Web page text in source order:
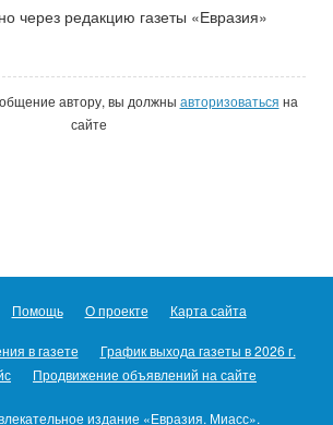
через редакцию газеты «Евразия»
автору, вы должны авторизоваться на
сайте
Помощь О проекте Карта сайта
в газете
График выхода газеты в 2026 г.
Продвижение объявлений на сайте
издание «Евразия. Миасс».